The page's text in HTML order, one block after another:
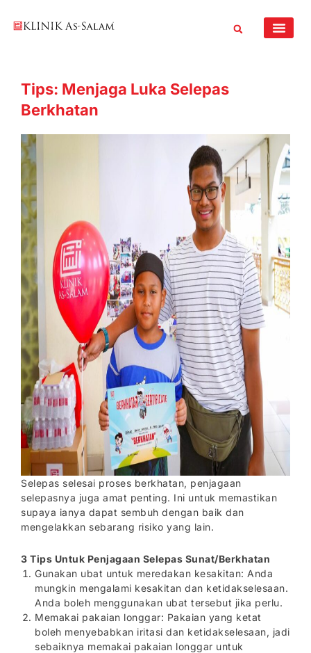
Tips: Menjaga Luka Selepas
Berkhatan
Selepas selesai proses berkhatan, penjagaan
selepasnya juga amat penting. Ini untuk memastikan
supaya ianya dapat sembuh dengan baik dan
mengelakkan sebarang risiko yang lain.
3 Tips Untuk Penjagaan Selepas Sunat/Berkhatan
Gunakan ubat untuk meredakan kesakitan: Anda
mungkin mengalami kesakitan dan ketidakselesaan.
Anda boleh menggunakan ubat tersebut jika perlu.
Memakai pakaian longgar: Pakaian yang ketat
boleh menyebabkan iritasi dan ketidakselesaan, jadi
sebaiknya memakai pakaian longgar untuk